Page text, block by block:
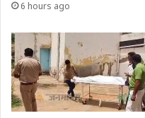
6 hours ago